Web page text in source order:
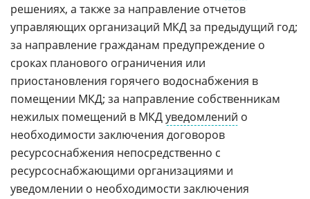
решениях, а также за направление отчетов
управляющих организаций МКД за предыдущий год;
за направление гражданам предупреждение о
сроках планового ограничения или
приостановления горячего водоснабжения в
помещении МКД; за направление собственникам
нежилых помещений в МКДуведомлений о
необходимости заключения договоров
ресурсоснабжения непосредственно с
ресурсоснабжающими организациями и
уведомлении о необходимости заключения